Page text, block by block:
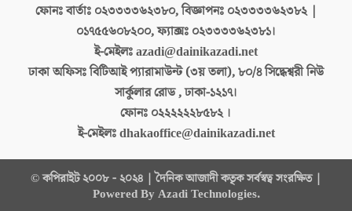
ফোনঃ বার্তাঃ ০২৩৩৩৩৬২৩৮০, বিজ্ঞাপনঃ ০২৩৩৩৩৬২৩৮২ |
০১৭৫৫৬০৮২০০, ফ্যাক্সঃ ০২৩৩৩৩৬২৩৮১।
ই-মেইলঃazadi@dainikazadi.net
ঢাকা অফিসঃবিটিআই প্যারামাউন্ট (৩য় তলা), ৮০/৪ সিদ্ধেশ্বরী নিউ
সার্কুলার রোড , ঢাকা-১২১৭।
ফোনঃ ০২২২২২২৮৫৮২ ।
ই-মেইলঃdhakaoffice@dainikazadi.net
© কপিরাইট ২০০৮ - ২০২৪ | দৈনিক আজাদী কতৃক সর্বস্বত্ব সংরক্ষিত |
Powered By Azadi Technologies.